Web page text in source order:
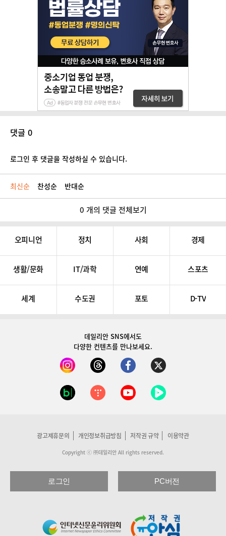
댓글 0
로그인 후 댓글을 작성하실 수 있습니다.
최신순 찬성순 반대순
0 개의 댓글 전체보기
오피니언 정치 사회 경제
생활/문화 IT/과학 연예 스포츠
세계 수도권 포토 D-TV
데일리안 SNS에서도
다양한 컨텐츠를 만나보세요.
광고제휴문의 개인정보취급방침 저작권 규약 이용약관
Copyright ⓒ ㈜데일리안 All rights reserved.
로그인 PC버전